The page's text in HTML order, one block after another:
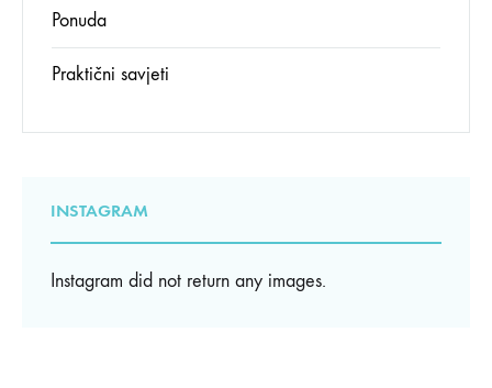
Ponuda
Praktični savjeti
INSTAGRAM
Instagram did not return any images.